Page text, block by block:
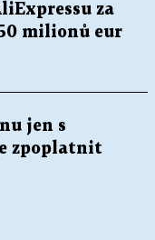
za
milionů eur
jen s
zpoplatnit